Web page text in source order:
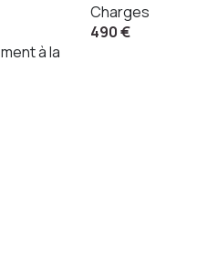
à la
Charges
490 €